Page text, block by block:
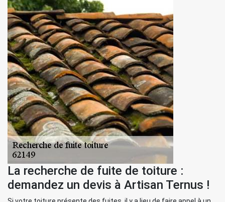
La recherche de fuite de toiture :
demandez un devis à Artisan Ternus !